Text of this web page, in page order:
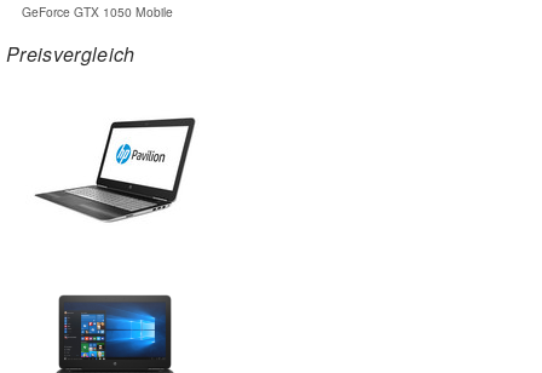
GeForce GTX 1050 Mobile
Preisvergleich